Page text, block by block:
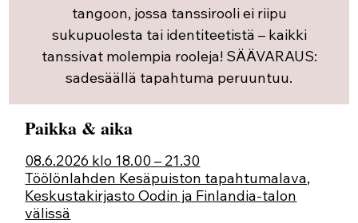
tangoon, jossa tanssirooli ei riipu
sukupuolesta tai identiteetistä – kaikki
tanssivat molempia rooleja! SÄÄVARAUS:
sadesäällä tapahtuma peruuntuu.
Paikka & aika
08.6.2026 klo 18.00 – 21.30
Töölönlahden Kesäpuiston tapahtumalava,
Keskustakirjasto Oodin ja Finlandia-talon
välissä